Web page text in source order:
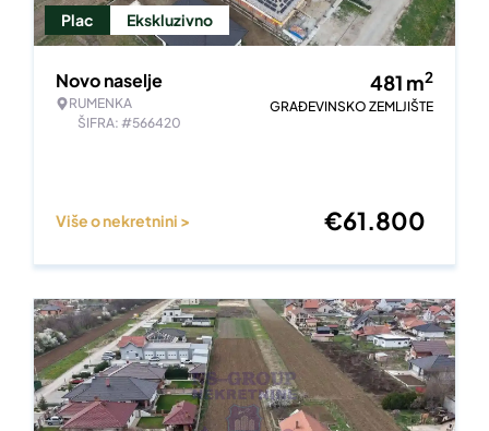
Plac Ekskluzivno
Novo naselje
RUMENKA
ŠIFRA: #566420
481 m2
GRAĐEVINSKO ZEMLJIŠTE
Više o nekretnini > €61.800